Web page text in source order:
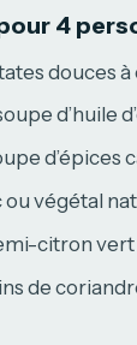
4
douces
d’huile
d’épices
ou végétal
citron vert
de